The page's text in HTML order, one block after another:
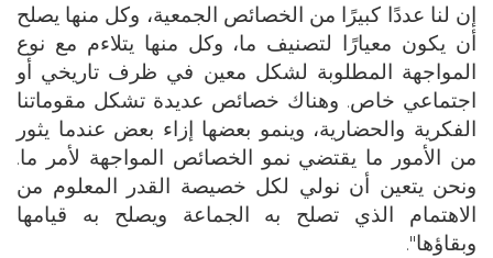
إن لنا عددًا كبيرًا من الخصائص الجمعية، وكل منها يصلح
أن يكون معيارًا لتصنيف ما، وكل منها يتلاءم مع نوع
المواجهة المطلوبة لشكل معين في ظرف تاريخي أو
اجتماعي خاص. وهناك خصائص عديدة تشكل مقوماتنا
الفكرية والحضارية، وينمو بعضها إزاء بعض عندما يثور
من الأمور ما يقتضي نمو الخصائص المواجهة لأمر ما.
ونحن يتعين أن نولي لكل خصيصة القدر المعلوم من
الاهتمام الذي تصلح به الجماعة ويصلح به قيامها
وبقاؤها".